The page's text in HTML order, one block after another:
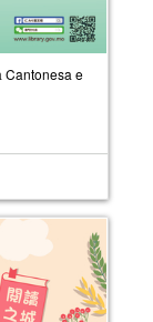
Cantonesa e